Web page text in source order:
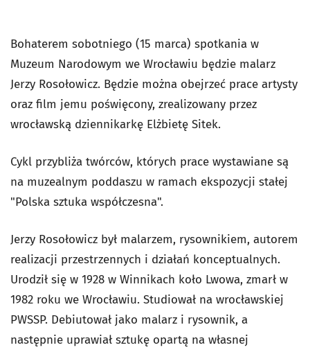
Bohaterem sobotniego (15 marca) spotkania w
Muzeum Narodowym we Wrocławiu będzie malarz
Jerzy Rosołowicz. Będzie można obejrzeć prace artysty
oraz film jemu poświęcony, zrealizowany przez
wrocławską dziennikarkę Elżbietę Sitek.
Cykl przybliża twórców, których prace wystawiane są
na muzealnym poddaszu w ramach ekspozycji stałej
"Polska sztuka współczesna".
Jerzy Rosołowicz był malarzem, rysownikiem, autorem
realizacji przestrzennych i działań konceptualnych.
Urodził się w 1928 w Winnikach koło Lwowa, zmarł w
1982 roku we Wrocławiu. Studiował na wrocławskiej
PWSSP. Debiutował jako malarz i rysownik, a
następnie uprawiał sztukę opartą na własnej